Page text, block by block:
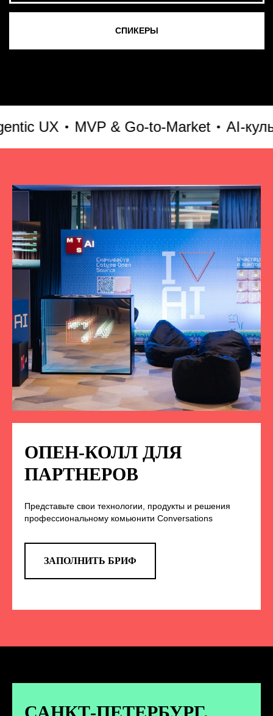
UX MVP & Go-to-Market AI-
ОПЕН-КОЛЛ ДЛЯ
ПАРТНЕРОВ
Представьте свои технологии, продукты и решения
профессиональному комьюнити Conversations
ЗАПОЛНИТЬ БРИФ
СМОТРЕТЬ ВСЕ ФОТО
НА НАС В СОЦСЕТЯХ
TELEGRAM
анонс новых спикеров и другие
новости конференции